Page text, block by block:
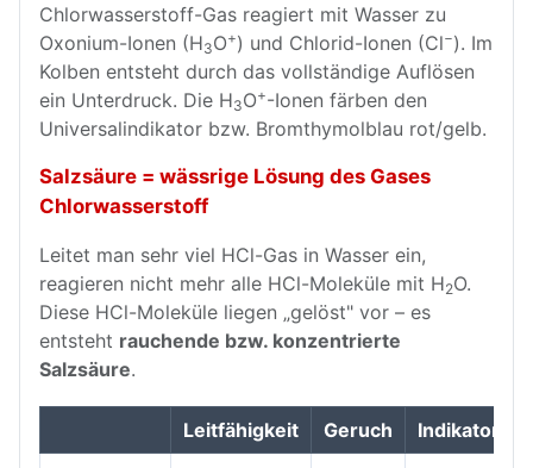
Chlorwasserstoff-Gas reagiert mit Wasser zu
Oxonium-Ionen (H3O+) und Chlorid-Ionen (Cl−). Im
Kolben entsteht durch das vollständige Auflösen
ein Unterdruck. Die H3O+-Ionen färben den
Universalindikator bzw. Bromthymolblau rot/gelb.
Salzsäure = wässrige Lösung des Gases
Chlorwasserstoff
Leitet man sehr viel HCl-Gas in Wasser ein,
reagieren nicht mehr alle HCl-Moleküle mit H2O.
Diese HCl-Moleküle liegen „gelöst" vor – es
entsteht rauchende bzw. konzentrierte
Salzsäure.
Leitfähigkeit Geruch